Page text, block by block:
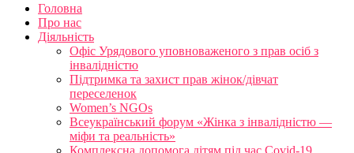
Головна
Про нас
Діяльність
Офіс Урядового уповноваженого з прав осіб з
інвалідністю
Підтримка та захист прав жінок/дівчат
переселенок
Women’s NGOs
Всеукраїнський форум «Жінка з інвалідністю —
міфи та реальність»
Комплексна допомога дітям під час Covid-19